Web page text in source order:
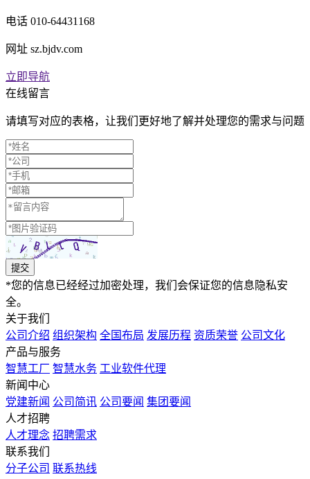
电话 010-64431168
网址 sz.bjdv.com
立即导航
在线留言
请填写对应的表格，让我们更好地了解并处理您的需求与问题
提交
*您的信息已经经过加密处理，我们会保证您的信息隐私安
全。
关于我们
公司介绍 组织架构 全国布局 发展历程 资质荣誉 公司文化
产品与服务
智慧工厂 智慧水务 工业软件代理
新闻中心
党建新闻 公司简讯 公司要闻 集团要闻
⼈才招聘
人才理念 招聘需求
联系我们
分子公司 联系热线